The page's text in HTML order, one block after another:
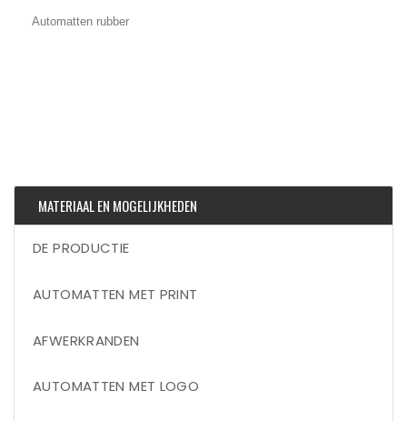
Automatten rubber
MATERIAAL EN MOGELIJKHEDEN
DE PRODUCTIE
AUTOMATTEN MET PRINT
AFWERKRANDEN
AUTOMATTEN MET LOGO